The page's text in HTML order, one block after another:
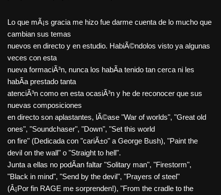
Lo que mÃ¡s gracia me hizo fue darme cuenta de lo mucho que
cambian sus temas
nuevos en directo y en estudio. HabiÃ©ndolos visto ya algunas
veces con esta
nueva formaciÃ³n, nunca los habÃ­a tenido tan cerca ni les
habÃ­a prestado tanta
atenciÃ³n como en esta ocasiÃ³n y he de reconocer que sus
nuevas composiciones
en directo son aplastantes, lÃ©ase "War of worlds", "Great old
ones", "Soundchaser", "Down", "Set this world
on fire" (Dedicada con "cariÃ±o" a George Bush), "Paint the
devil on the wall" o "Straight to hell".
Junta a ellas no podÃ­an faltar "Solitary man", "Firestorm",
"Black in mind", "Send by the devil", "Prayers of steel"
(Â¡Por fin RAGE me sorprenden!), "From the cradle to the